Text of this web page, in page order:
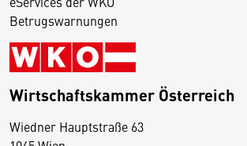
Betrugswarnungen
Wirtschaftskammer Österreich
Wiedner Hauptstraße 63